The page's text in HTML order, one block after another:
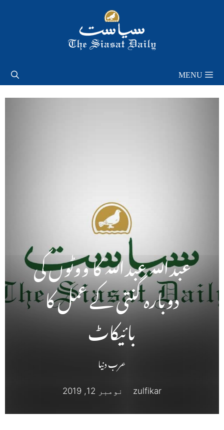
MENU
عبداللہ عبداللہ کا ووٹوں کی
دوبارہ گنتی کے عمل کا
بائیکاٹ
عرب دنیا
zulfikar نومبر 12, 2019